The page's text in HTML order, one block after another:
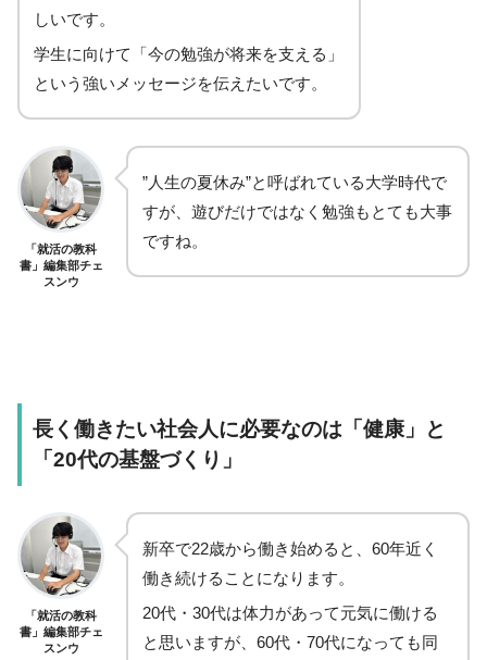
しいです。
学生に向けて「今の勉強が将来を支える」
という強いメッセージを伝えたいです。
「就活の教科
書」編集部チェ
スンウ
”人生の夏休み”と呼ばれている大学時代で
すが、遊びだけではなく勉強もとても大事
ですね。
長く働きたい社会人に必要なのは「健康」と
「20代の基盤づくり」
「就活の教科
書」編集部チェ
スンウ
新卒で22歳から働き始めると、60年近く
働き続けることになります。
20代・30代は体力があって元気に働ける
と思いますが、60代・70代になっても同